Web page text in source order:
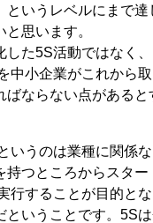
というレベルにまで達
思います。
した5S活動ではなく
中小企業がこれから
ばならない点があると
いうのは業種に関係
つところからスター
行することが目的と
ということです。5S